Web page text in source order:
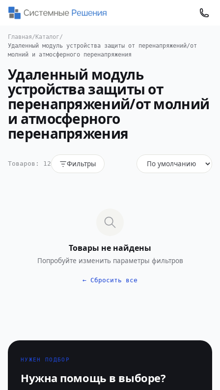
Главная/ Каталог/
Удаленный модуль устройства защиты от перенапряжений/от
молний и атмосферного перенапряжения
Удаленный модуль
устройства защиты от
перенапряжений/от молний
и атмосферного
перенапряжения
Товаров: 12 Фильтры
Товары не найдены
Попробуйте изменить параметры фильтров
← Сбросить все
НУЖЕН ПОДБОР
Нужна помощь в выборе?